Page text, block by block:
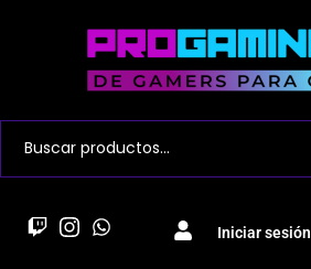
Iniciar sesión